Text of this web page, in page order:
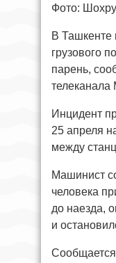
Фото:
В Ташкенте
грузового
парень,
телеканала
Инцидент
25 апреля
между
Машинист
человека
до наезда,
и